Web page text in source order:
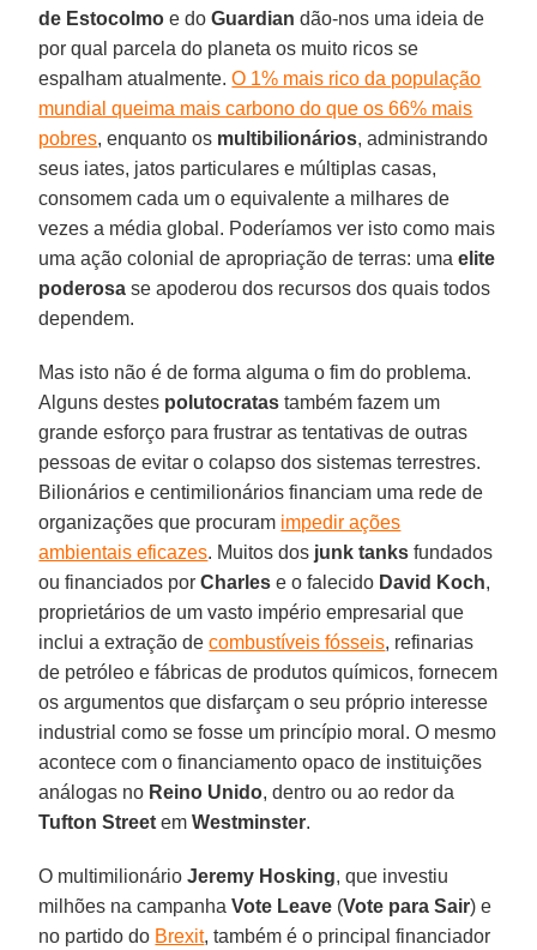
de Estocolmo e doGuardian dão-nos uma ideia de
por qual parcela do planeta os muito ricos se
espalham atualmente.O 1% mais rico da população
mundial queima mais carbono do que os 66% mais
pobres, enquanto os multibilionários, administrando
seus iates, jatos particulares e múltiplas casas,
consomem cada um o equivalente a milhares de
vezes a média global. Poderíamos ver isto como mais
uma ação colonial de apropriação de terras: umaelite
poderosa se apoderou dos recursos dos quais todos
dependem.
Mas isto não é de forma alguma o fim do problema.
Alguns destes polutocratas também fazem um
grande esforço para frustrar as tentativas de outras
pessoas de evitar o colapso dos sistemas terrestres.
Bilionários e centimilionários financiam uma rede de
organizações que procuram impedir ações
ambientais eficazes. Muitos dos junk tanks fundados
ou financiados por Charles e o falecido David Koch,
proprietários de um vasto império empresarial que
inclui a extração decombustíveis fósseis, refinarias
de petróleo e fábricas de produtos químicos, fornecem
os argumentos que disfarçam o seu próprio interesse
industrial como se fosse um princípio moral. O mesmo
acontece com o financiamento opaco de instituições
análogas no Reino Unido, dentro ou ao redor da
Tufton Street emWestminster.
O multimilionárioJeremy Hosking, que investiu
milhões na campanha Vote Leave (Vote para Sair) e
no partido do Brexit, também é o principal financiador